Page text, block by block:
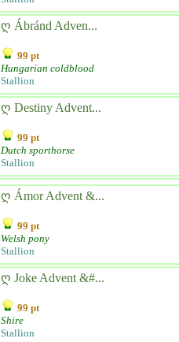
ღ Ábránd Adven...
99 pt
Hungarian coldblood
Stallion
ღ Destiny Advent...
99 pt
Dutch sporthorse
Stallion
ღ Ámor Advent &...
99 pt
Welsh pony
Stallion
ღ Joke Advent &#...
99 pt
Shire
Stallion